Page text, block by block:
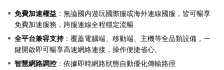
免費加速權益 ：無論國内遊玩國際服或海外連線國服，皆可暢享
免費加速服務，跨服連線全程穩定流暢
全平台兼容支持：覆蓋電腦端、移動端、主機等全品類設備，一
鍵開啟即可暢享高速網絡連接，操作便捷省心。
智慧網路調控 ：依據即時網路狀態自動優化傳輸路徑